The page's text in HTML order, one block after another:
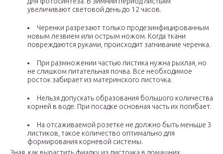
увеличивают световой день до 12 часов.
Черенки разрезают только продезинфицированным
новым лезвием или острым ножом. Когда ткани
повреждаются руками, происходит загнивание черенка.
При размножении частью листика нужна рыхлая, но
не слишком питательная почва. Все необходимое
росток забирает из материнского листочка.
Нельзя допускать образования большого количества
корней в воде. При посадке основная часть их погибает.
На отсаживаемой розетке не должно быть меньше 3
листиков, такое количество оптимально для
формирования корневой системы.